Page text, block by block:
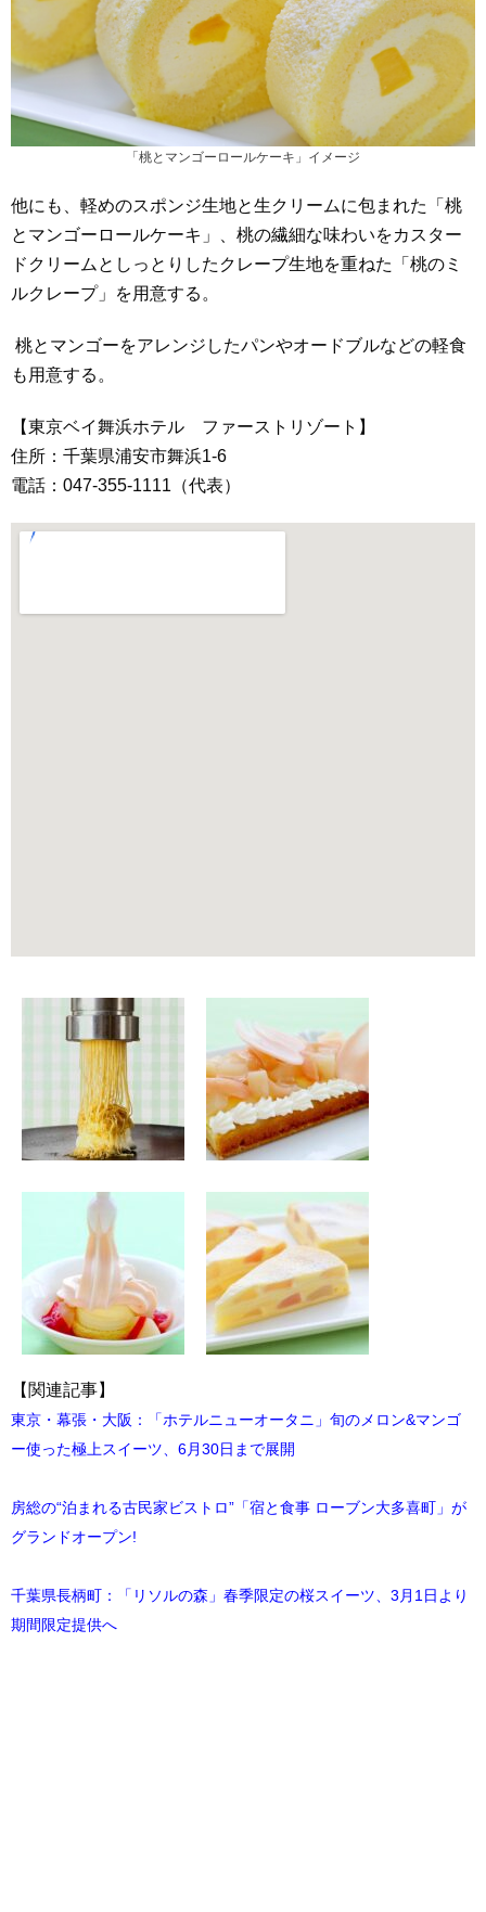
「桃とマンゴーロールケーキ」イメージ
他にも、軽めのスポンジ生地と生クリームに包まれた「桃
とマンゴーロールケーキ」、桃の繊細な味わいをカスター
ドクリームとしっとりしたクレープ生地を重ねた「桃のミ
ルクレープ」を用意する。
桃とマンゴーをアレンジしたパンやオードブルなどの軽食
も用意する。
【東京ベイ舞浜ホテル ファーストリゾート】
住所：千葉県浦安市舞浜1-6
電話：047-355-1111（代表）
【関連記事】
東京・幕張・大阪：「ホテルニューオータニ」旬のメロン&マンゴ
ー使った極上スイーツ、6月30日まで展開
房総の“泊まれる古民家ビストロ”「宿と食事 ローブン大多喜町」が
グランドオープン!
千葉県長柄町：「リソルの森」春季限定の桜スイーツ、3月1日より
期間限定提供へ